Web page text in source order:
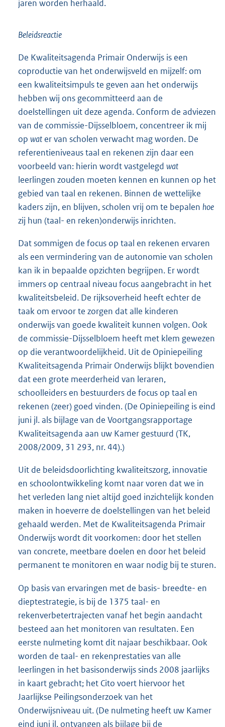
jaren worden herhaald.
Beleidsreactie
De Kwaliteitsagenda Primair Onderwijs is een
coproductie van het onderwijsveld en mijzelf: om
een kwaliteitsimpuls te geven aan het onderwijs
hebben wij ons gecommitteerd aan de
doelstellingen uit deze agenda. Conform de adviezen
van de commissie-Dijsselbloem, concentreer ik mij
op wat er van scholen verwacht mag worden. De
referentieniveaus taal en rekenen zijn daar een
voorbeeld van: hierin wordt vastgelegd wat
leerlingen zouden moeten kennen en kunnen op het
gebied van taal en rekenen. Binnen de wettelijke
kaders zijn, en blijven, scholen vrij om te bepalen hoe
zij hun (taal- en reken)onderwijs inrichten.
Dat sommigen de focus op taal en rekenen ervaren
als een vermindering van de autonomie van scholen
kan ik in bepaalde opzichten begrijpen. Er wordt
immers op centraal niveau focus aangebracht in het
kwaliteitsbeleid. De rijksoverheid heeft echter de
taak om ervoor te zorgen dat alle kinderen
onderwijs van goede kwaliteit kunnen volgen. Ook
de commissie-Dijsselbloem heeft met klem gewezen
op die verantwoordelijkheid. Uit de Opiniepeiling
Kwaliteitsagenda Primair Onderwijs blijkt bovendien
dat een grote meerderheid van leraren,
schoolleiders en bestuurders de focus op taal en
rekenen (zeer) goed vinden. (De Opiniepeiling is eind
juni jl. als bijlage van de Voortgangsrapportage
Kwaliteitsagenda aan uw Kamer gestuurd (TK,
2008/2009, 31 293, nr. 44).)
Uit de beleidsdoorlichting kwaliteitszorg, innovatie
en schoolontwikkeling komt naar voren dat we in
het verleden lang niet altijd goed inzichtelijk konden
maken in hoeverre de doelstellingen van het beleid
gehaald werden. Met de Kwaliteitsagenda Primair
Onderwijs wordt dit voorkomen: door het stellen
van concrete, meetbare doelen en door het beleid
permanent te monitoren en waar nodig bij te sturen.
Op basis van ervaringen met de basis- breedte- en
dieptestrategie, is bij de 1375 taal- en
rekenverbetertrajecten vanaf het begin aandacht
besteed aan het monitoren van resultaten. Een
eerste nulmeting komt dit najaar beschikbaar. Ook
worden de taal- en rekenprestaties van alle
leerlingen in het basisonderwijs sinds 2008 jaarlijks
in kaart gebracht; het Cito voert hiervoor het
Jaarlijkse Peilingsonderzoek van het
Onderwijsniveau uit. (De nulmeting heeft uw Kamer
eind juni jl. ontvangen als bijlage bij de